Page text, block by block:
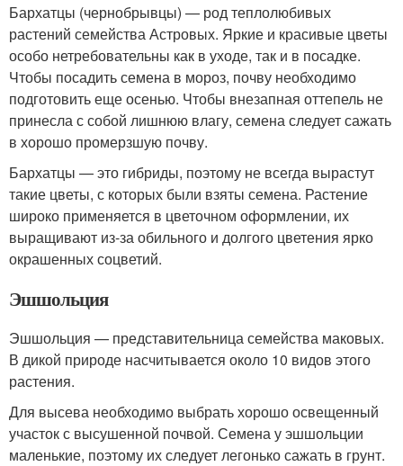
Бархатцы (чернобрывцы) — род теплолюбивых
растений семейства Астровых. Яркие и красивые цветы
особо нетребовательны как в уходе, так и в посадке.
Чтобы посадить семена в мороз, почву необходимо
подготовить еще осенью. Чтобы внезапная оттепель не
принесла с собой лишнюю влагу, семена следует сажать
в хорошо промерзшую почву.
Бархатцы — это гибриды, поэтому не всегда вырастут
такие цветы, с которых были взяты семена. Растение
широко применяется в цветочном оформлении, их
выращивают из-за обильного и долгого цветения ярко
окрашенных соцветий.
Эшшольция
Эшшольция — представительница семейства маковых.
В дикой природе насчитывается около 10 видов этого
растения.
Для высева необходимо выбрать хорошо освещенный
участок с высушенной почвой. Семена у эшшольции
маленькие, поэтому их следует легонько сажать в грунт.